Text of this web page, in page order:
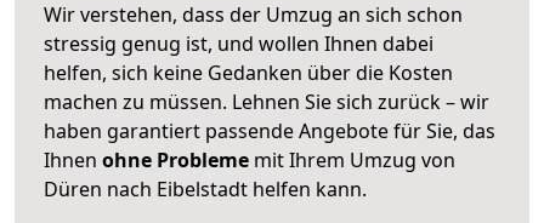
Wir verstehen, dass der Umzug an sich schon
stressig genug ist, und wollen Ihnen dabei
helfen, sich keine Gedanken über die Kosten
machen zu müssen. Lehnen Sie sich zurück – wir
haben garantiert passende Angebote für Sie, das
Ihnen ohne Probleme mit Ihrem Umzug von
Düren nach Eibelstadt helfen kann.